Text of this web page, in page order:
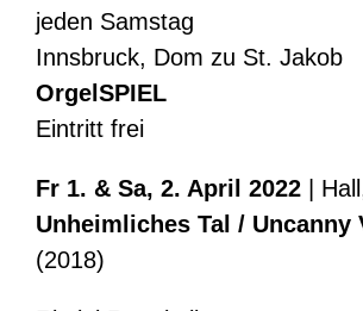
jeden Samstag
Innsbruck, Dom zu St. Jakob
OrgelSPIEL
Eintritt frei
Fr 1. & Sa, 2. April 2022
|
Unheimliches Tal / Uncanny
(2018)